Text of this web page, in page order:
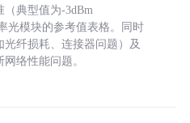
（典型值为-3dBm
光模块的参考值表格。同时
纤损耗、连接器问题）及
络性能问题。